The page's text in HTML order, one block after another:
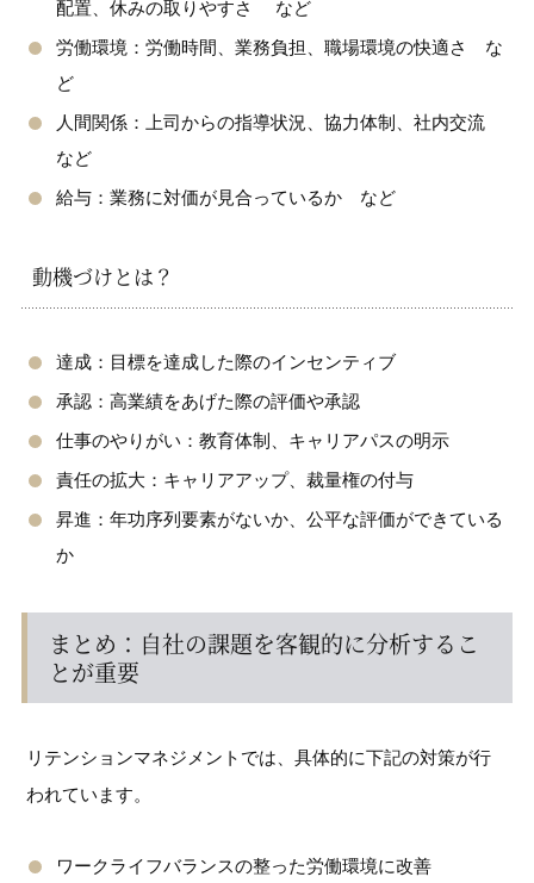
配置、休みの取りやすさ など
労働環境：労働時間、業務負担、職場環境の快適さ な
ど
人間関係：上司からの指導状況、協力体制、社内交流
など
給与：業務に対価が見合っているか など
動機づけとは？
達成：目標を達成した際のインセンティブ
承認：高業績をあげた際の評価や承認
仕事のやりがい：教育体制、キャリアパスの明示
責任の拡大：キャリアアップ、裁量権の付与
昇進：年功序列要素がないか、公平な評価ができている
か
まとめ：自社の課題を客観的に分析するこ
とが重要
リテンションマネジメントでは、具体的に下記の対策が行
われています。
ワークライフバランスの整った労働環境に改善